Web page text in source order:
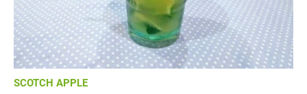
SCOTCH APPLE